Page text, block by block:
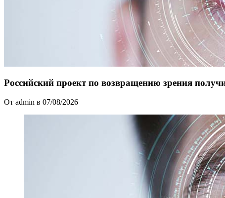
Российский проект по возвращению зрения
От admin в 07/08/2026